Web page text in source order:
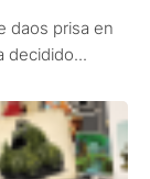
daos prisa en
decidido...